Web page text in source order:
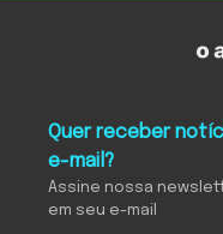
Quer receber
e-mail?
Assine nossa
em seu e-mail